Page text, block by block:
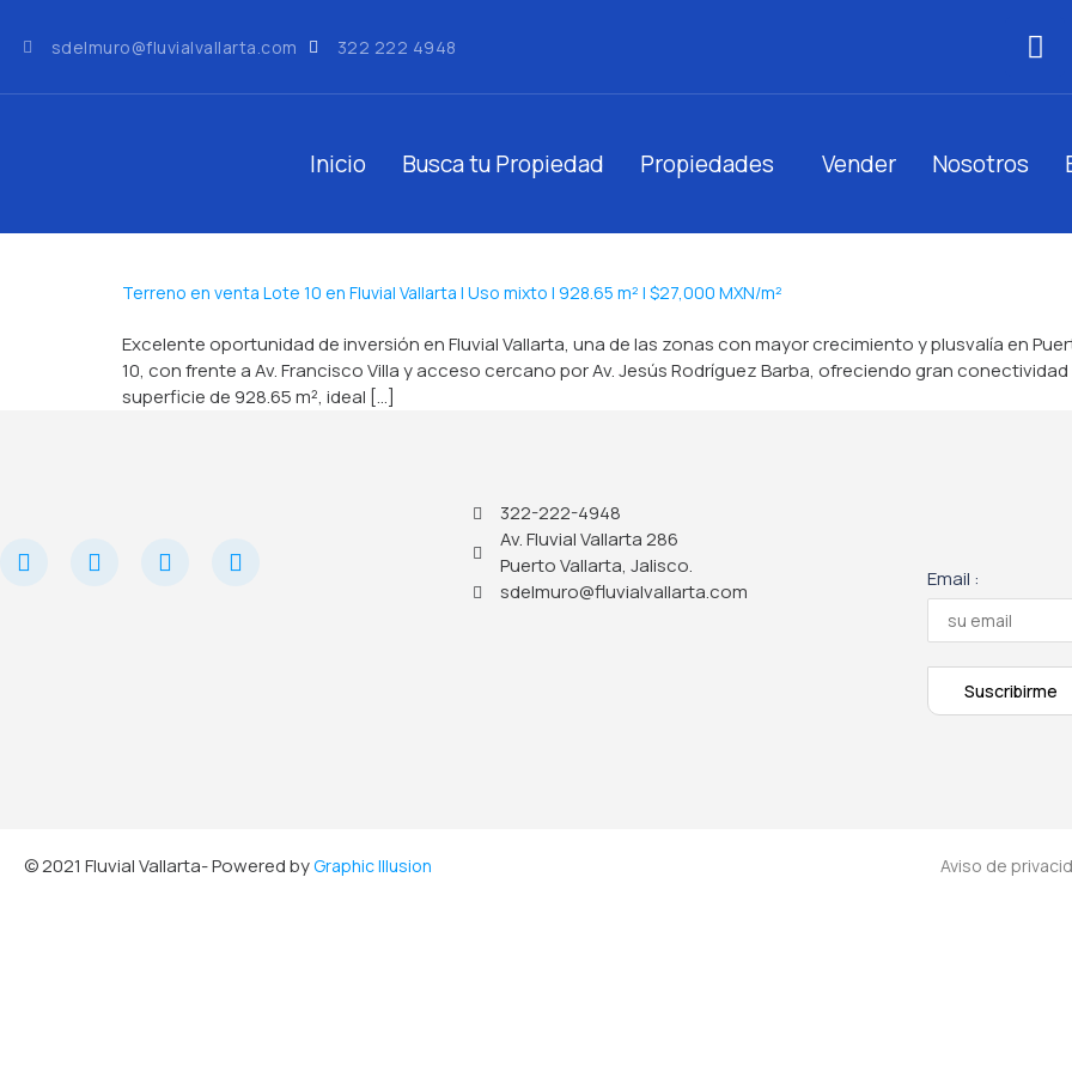
sdelmuro@fluvialvallarta.com 322 222 4948
Inicio Busca tu Propiedad Propiedades Vender Nosotros
Terreno en venta Lote 10 en Fluvial Vallarta | Uso mixto | 928.65 m² | $27,000 MXN/m²
Excelente oportunidad de inversión en Fluvial Vallarta, una de las zonas con mayor crecimiento y plusvalía en
10, con frente a Av. Francisco Villa y acceso cercano por Av. Jesús Rodríguez Barba, ofreciendo gran
superficie de 928.65 m², ideal [...]
322-222-4948
Av. Fluvial Vallarta 286
Puerto Vallarta, Jalisco.
sdelmuro@fluvialvallarta.com
Email :
© 2021 Fluvial Vallarta- Powered byGraphic Illusion Aviso de